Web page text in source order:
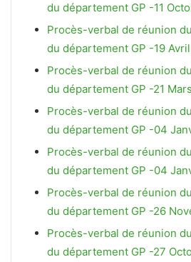
du département GP -11
Procès-verbal de réunion
du département GP -19
Procès-verbal de réunion
du département GP -21
Procès-verbal de réunion
du département GP -04
Procès-verbal de réunion
du département GP -04
Procès-verbal de réunion
du département GP -26
Procès-verbal de réunion
du département GP -27